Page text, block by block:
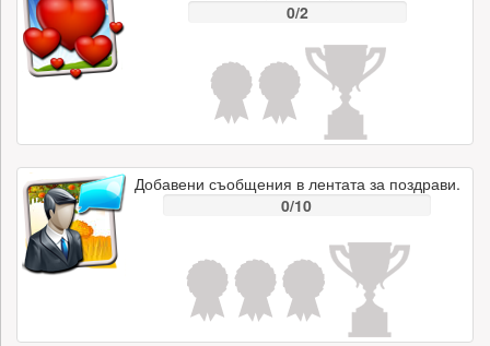
0/2
Добавени съобщения в лентата за поздрави.
0/10